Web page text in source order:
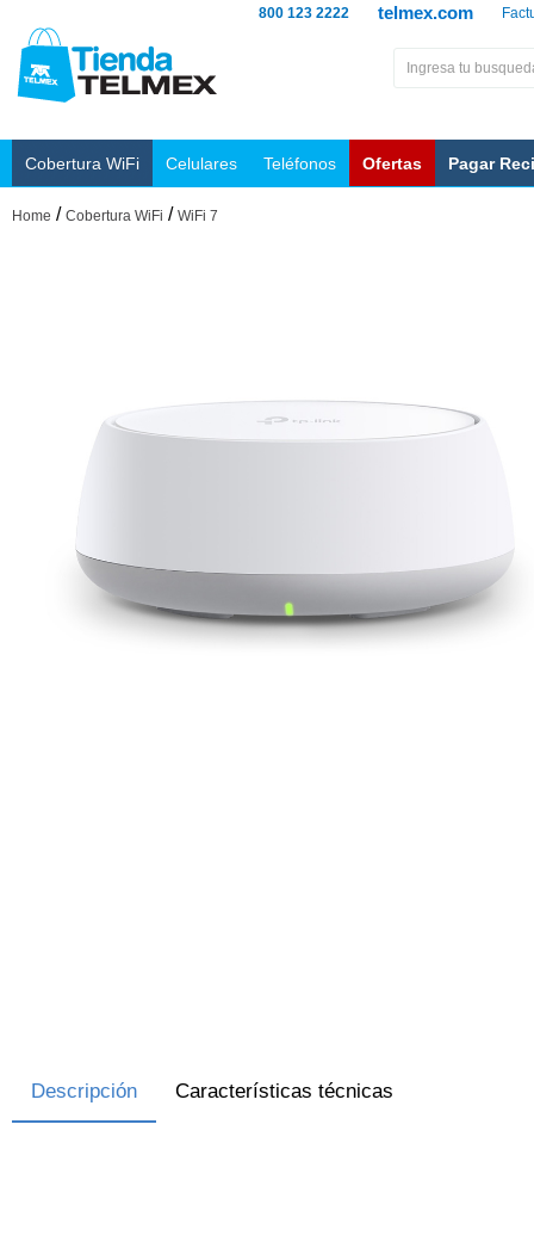
telmex.com
800 123 2222
Cobertura WiFi Celulares Teléfonos Ofertas Pagar
Home / Cobertura WiFi / WiFi 7
Descripción Características técnicas